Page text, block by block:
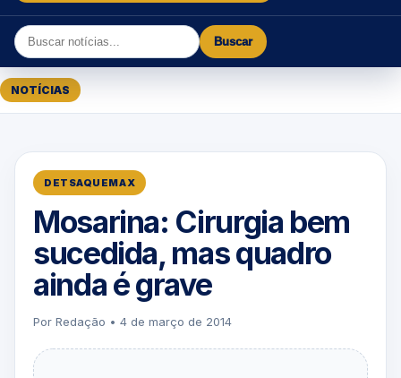
Buscar
NOTÍCIAS
DETSAQUEMAX
Mosarina: Cirurgia bem
sucedida, mas quadro
ainda é grave
Por Redação • 4 de março de 2014